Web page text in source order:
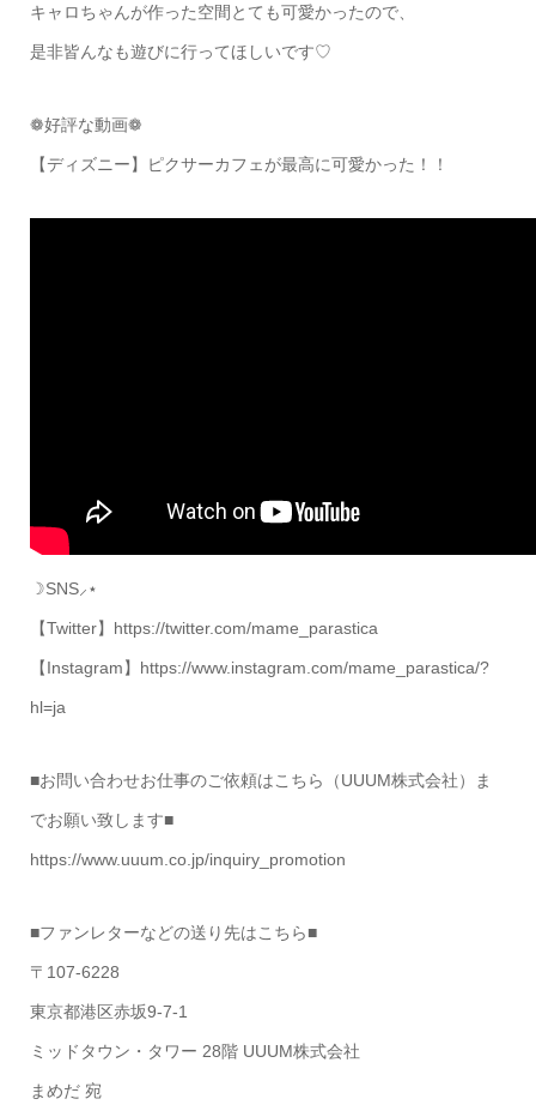
キャロちゃんが作った空間とても可愛かったので、
是非皆んなも遊びに行ってほしいです♡
❁好評な動画❁
【ディズニー】ピクサーカフェが最高に可愛かった！！
☽SNS⸝⋆
【Twitter】https://twitter.com/mame_parastica
【Instagram】https://www.instagram.com/mame_parastica/?
hl=ja
■お問い合わせお仕事のご依頼はこちら（UUUM株式会社）ま
でお願い致します■
https://www.uuum.co.jp/inquiry_promotion
■ファンレターなどの送り先はこちら■
〒107-6228
東京都港区赤坂9-7-1
ミッドタウン・タワー 28階 UUUM株式会社
まめだ 宛